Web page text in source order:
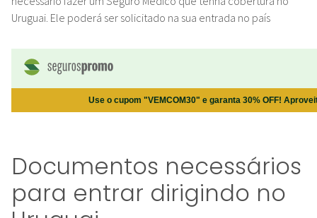
Uruguai. Ele poderá ser solicitado na sua entrada no país
Documentos necessários
para entrar dirigindo no